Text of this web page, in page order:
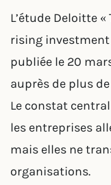
L’étude Deloitte «
rising investment
publiée le 20
auprès de plus
Le constat
les entreprises
mais elles ne
organisations.